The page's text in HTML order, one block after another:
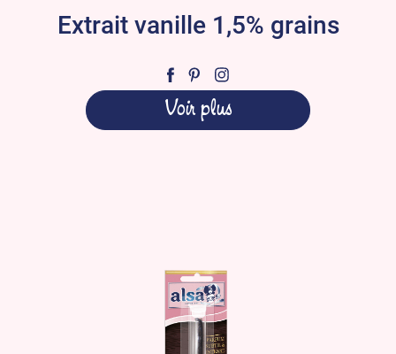
Extrait vanille 1,5% grains
Voir plus